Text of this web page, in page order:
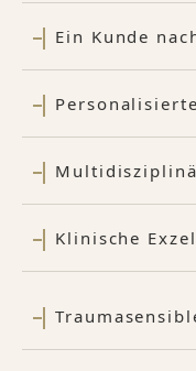
Ein Kunde
Klinische